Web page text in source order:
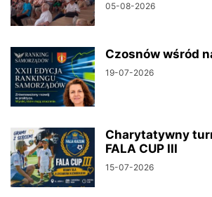
05-08-2026
Czosnów wśród
19-07-2026
Charytatywny
FALA CUP III
15-07-2026